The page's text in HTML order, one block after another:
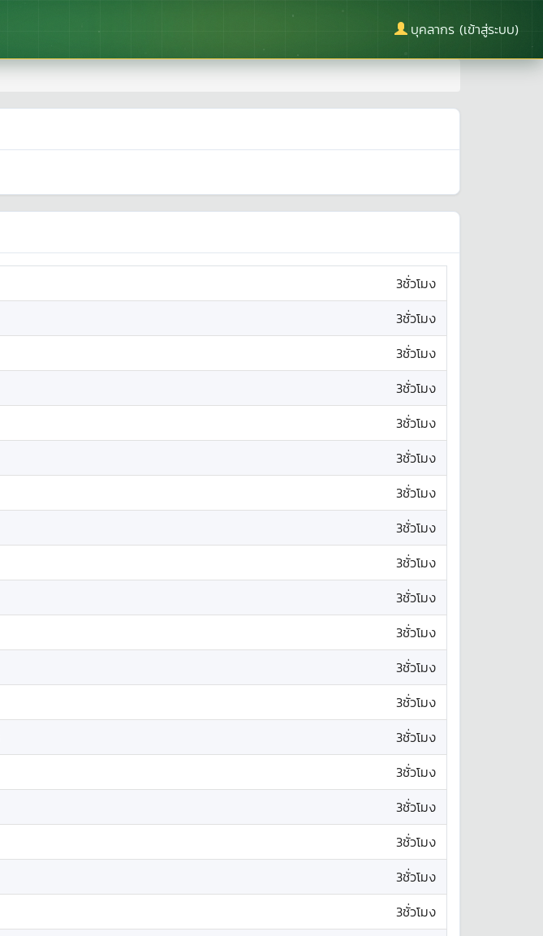
บุคลากร (เข้าสู่ระบบ)
3ชั่วโมง
3ชั่วโมง
3ชั่วโมง
3ชั่วโมง
3ชั่วโมง
3ชั่วโมง
3ชั่วโมง
3ชั่วโมง
3ชั่วโมง
3ชั่วโมง
3ชั่วโมง
3ชั่วโมง
3ชั่วโมง
3ชั่วโมง
3ชั่วโมง
3ชั่วโมง
3ชั่วโมง
3ชั่วโมง
3ชั่วโมง